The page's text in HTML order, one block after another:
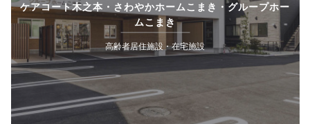
ケアコート木之本・さわやかホームこまき・グループホー
ムこまき
高齢者居住施設・在宅施設